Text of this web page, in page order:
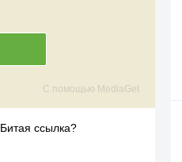
С помощью MediaGet
Битая ссылка?